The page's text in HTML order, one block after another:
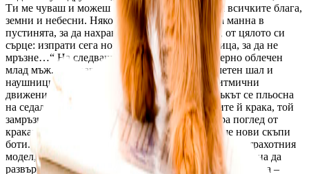
Ти ме чуваш и можеш да помогнеш. Ти даваш всичките блага,
земни и небесни. Някога ти изпрати на хората манна в
пустинята, за да нахраниш гладните. Моля те, от цялото си
сърце: изпрати сега нови обувки на тази старица, за да не
мръзне…“ На следващата спирка се качи модерно облечен
млад мъж. Екстравагантно манто, огромен плетен шал и
наушници на ушите. Той леко извършваше ритмични
движения с тялото си в такт с музиката. Момъкът се пльосна
на седалката срещу старицата. Като видя босите й крака, той
замръзна на място. Свали наушниците, прекара поглед от
краката на старицата на своите, на които имаше нови скъпи
боти. Той дълго беше събирал пари, за да си купи страхотния
модел, от прочута фирма. Момъкът се наведе и започна да
развързва шнуровете им. Свали първо ботите, след това –